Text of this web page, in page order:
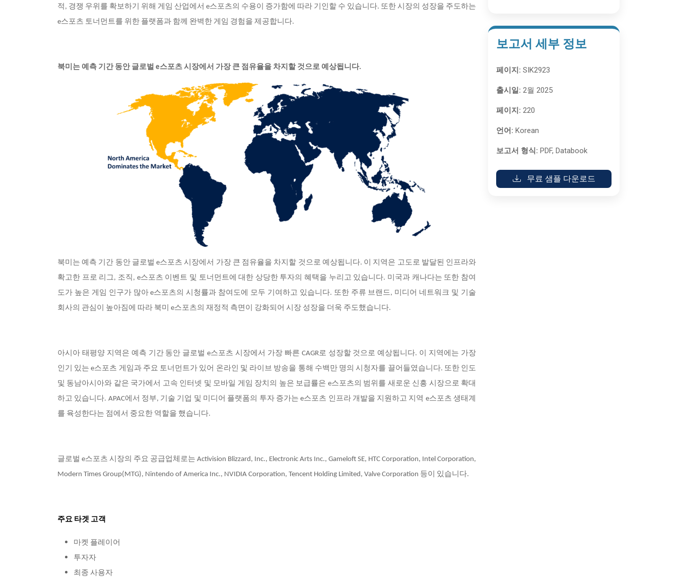
적, 경쟁 우위를 확보하기 위해 게임 산업에서 e스포츠의 수용이 증가함에 따라 기인할 수 있습니다. 또한 시장의 성장을 주도하는
e스포츠 토너먼트를 위한 플랫폼과 함께 완벽한 게임 경험을 제공합니다.
북미는 예측 기간 동안 글로벌 e스포츠 시장에서 가장 큰 점유율을 차지할 것으로 예상됩니다.
북미는 예측 기간 동안 글로벌 e스포츠 시장에서 가장 큰 점유율을 차지할 것으로 예상됩니다. 이 지역은 고도로 발달된 인프라와
확고한 프로 리그, 조직, e스포츠 이벤트 및 토너먼트에 대한 상당한 투자의 혜택을 누리고 있습니다. 미국과 캐나다는 또한 참여
도가 높은 게임 인구가 많아 e스포츠의 시청률과 참여도에 모두 기여하고 있습니다. 또한 주류 브랜드, 미디어 네트워크 및 기술
회사의 관심이 높아짐에 따라 북미 e스포츠의 재정적 측면이 강화되어 시장 성장을 더욱 주도했습니다.
아시아 태평양 지역은 예측 기간 동안 글로벌 e스포츠 시장에서 가장 빠른 CAGR로 성장할 것으로 예상됩니다. 이 지역에는 가장
인기 있는 e스포츠 게임과 주요 토너먼트가 있어 온라인 및 라이브 방송을 통해 수백만 명의 시청자를 끌어들였습니다. 또한 인도
및 동남아시아와 같은 국가에서 고속 인터넷 및 모바일 게임 장치의 높은 보급률은 e스포츠의 범위를 새로운 신흥 시장으로 확대
하고 있습니다. APAC에서 정부, 기술 기업 및 미디어 플랫폼의 투자 증가는 e스포츠 인프라 개발을 지원하고 지역 e스포츠 생태계
를 육성한다는 점에서 중요한 역할을 했습니다.
글로벌 e스포츠 시장의 주요 공급업체로는 Activision Blizzard, Inc., Electronic Arts Inc., Gameloft SE, HTC Corporation, Intel Corporation,
Modern Times Group(MTG), Nintendo of America Inc., NVIDIA Corporation, Tencent Holding Limited, Valve Corporation 등이 있습니다.
주요 타겟 고객
마켓 플레이어
투자자
최종 사용자
보고서 세부 정보
페이지: SIK2923
출시일: 2월 2025
페이지: 220
언어: Korean
보고서 형식: PDF, Databook
무료 샘플 다운로드